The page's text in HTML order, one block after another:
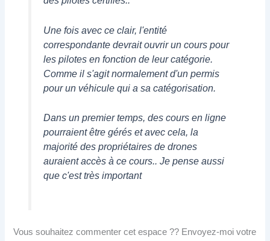
Une fois avec ce clair, l'entité
correspondante devrait ouvrir un cours pour
les pilotes en fonction de leur catégorie.
Comme il s'agit normalement d'un permis
pour un véhicule qui a sa catégorisation.
Dans un premier temps, des cours en ligne
pourraient être gérés et avec cela, la
majorité des propriétaires de drones
auraient accès à ce cours.. Je pense aussi
que c'est très important
Vous souhaitez commenter cet espace ?? Envoyez-moi votre